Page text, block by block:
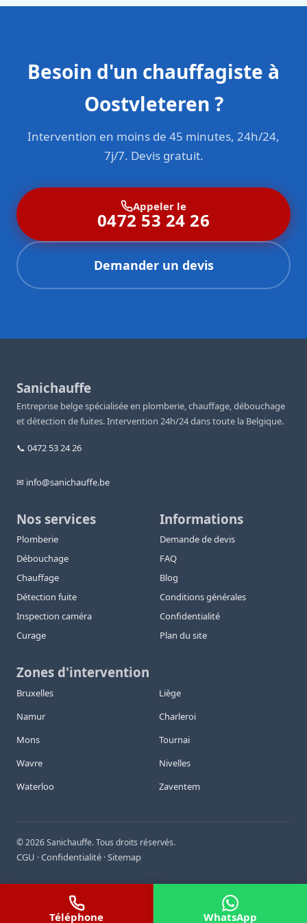
Besoin d'un chauffagiste à
Oostvleteren ?
Intervention en moins de 45 minutes, 24h/24,
7j/7. Devis gratuit.
Appeler le
0472 53 24 26
Demander un devis
Sanichauffe
Entreprise belge spécialisée en plomberie, chauffage, débouchage
et détection de fuites. Intervention 24h/24 dans toute la Belgique.
📞 0472 53 24 26
✉ info@sanichauffe.be
Nos services
Plomberie
Débouchage
Chauffage
Détection fuite
Inspection caméra
Curage
Informations
Demande de devis
FAQ
Blog
Conditions générales
Confidentialité
Plan du site
Zones d'intervention
Bruxelles
Liège
Namur
Charleroi
Mons
Tournai
Wavre
Nivelles
Waterloo
Zaventem
©2026Sanichauffe. Tous droits réservés.
CGU ·Confidentialité ·Sitemap